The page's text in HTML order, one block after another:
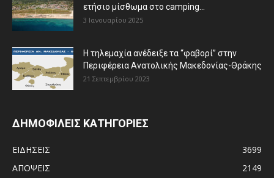
ετήσιο μίσθωμα στο camping...
3 Ιανουαρίου 2025
Η τηλεμαχία ανέδειξε τα “φαβορί” στην
Περιφέρεια Ανατολικής Μακεδονίας-Θράκης
21 Σεπτεμβρίου 2023
ΔΗΜΟΦΙΛΕΙΣ ΚΑΤΗΓΟΡΙΕΣ
ΕΙΔΗΣΕΙΣ
3699
ΑΠΟΨΕΙΣ
2149